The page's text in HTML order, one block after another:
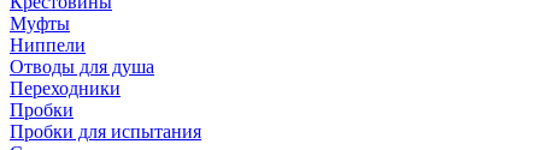
Муфты
Ниппели
Отводы для душа
Переходники
Пробки
Пробки для испытания